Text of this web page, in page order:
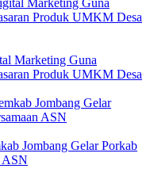
Marketing Guna
Produk UMKM Desa
Jombang Gelar Porkab
ASN